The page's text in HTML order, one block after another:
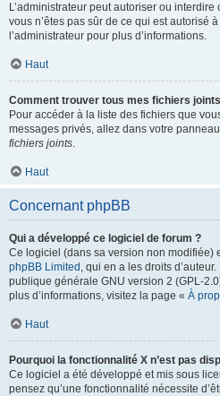
L’administrateur peut autoriser ou
vous n’êtes pas sûr de ce qui est autorisé
l’administrateur pour plus d’informations.
Haut
Comment trouver tous mes fichiers
Pour accéder à la liste des fichiers que
messages privés, allez dans votre
fichiers joints.
Haut
Concernant phpBB
Qui a développé ce logiciel de forum ?
Ce logiciel (dans sa version non modifiée)
phpBB Limited , qui en a les droits
publique générale GNU version 2 (GPL-
plus d’informations, visitez la page « À
Haut
Pourquoi la fonctionnalité X n’est pas
Ce logiciel a été développé et mis sous
pensez qu’une fonctionnalité nécessite